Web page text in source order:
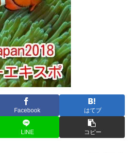
Facebook はてブ
LINE コピー